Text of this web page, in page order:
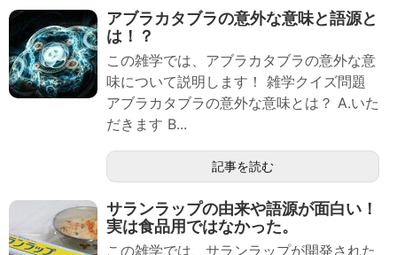
アブラカタブラの意外な意味と語源と
は！？
この雑学では、アブラカタブラの意外な意
味について説明します！ 雑学クイズ問題
アブラカタブラの意外な意味とは？ A.いた
だきます B...
記事を読む
サランラップの由来や語源が面白い！
実は食品用ではなかった。
この雑学では、サランラップが開発された